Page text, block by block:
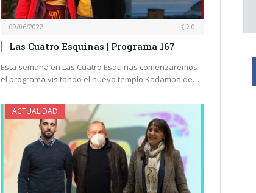
09/06/2022 0
Las Cuatro Esquinas | Programa 167
Esta semana en Las Cuatro Esquinas comenzaremos
el programa visitando el nuevo templo Kadampa de…
ACTUALIDAD